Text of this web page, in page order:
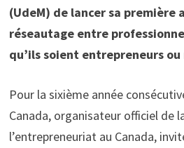
(UdeM) de lancer sa première
réseautage entre
qu’ils soient entrepreneurs ou
Pour la sixième année
Canada, organisateur officiel de
l’entrepreneuriat au Canada,